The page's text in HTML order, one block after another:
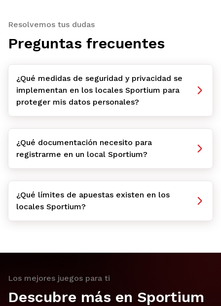
Resolvemos tus dudas
Preguntas frecuentes
¿Qué medidas de seguridad y privacidad se
implementan en los locales Sportium para
proteger mis datos personales?
¿Qué documentación necesito para
registrarme en un local Sportium?
¿Qué límites de apuestas existen en los
locales Sportium?
Los mejores juegos para ti
Descubre más en Sportium